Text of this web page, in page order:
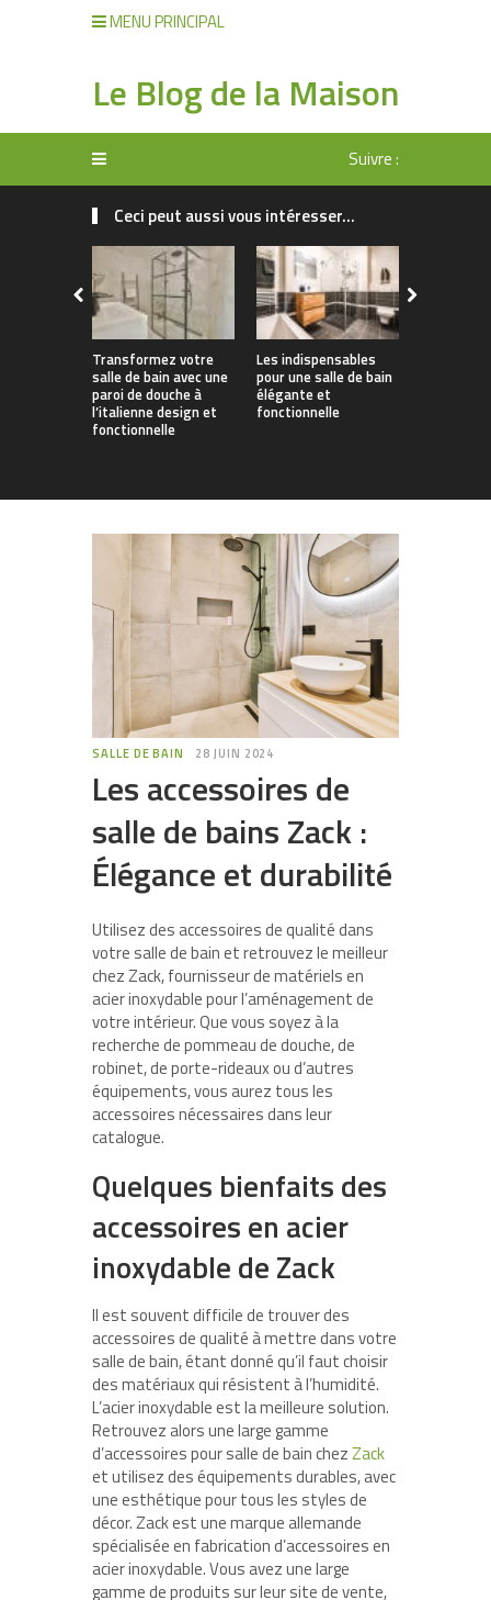
MENU PRINCIPAL
Le Blog de la Maison
Suivre :
Ceci peut aussi vous intéresser...
Transformez votre
salle de bain avec une
paroi de douche à
l’italienne design et
fonctionnelle
Les indispensables
pour une salle de bain
élégante et
fonctionnelle
SALLE DE BAIN 28 JUIN 2024
Les accessoires de
salle de bains Zack :
Élégance et durabilité
Utilisez des accessoires de qualité dans
votre salle de bain et retrouvez le meilleur
chez Zack, fournisseur de matériels en
acier inoxydable pour l’aménagement de
votre intérieur. Que vous soyez à la
recherche de pommeau de douche, de
robinet, de porte-rideaux ou d’autres
équipements, vous aurez tous les
accessoires nécessaires dans leur
catalogue.
Quelques bienfaits des
accessoires en acier
inoxydable de Zack
Il est souvent difficile de trouver des
accessoires de qualité à mettre dans votre
salle de bain, étant donné qu’il faut choisir
des matériaux qui résistent à l’humidité.
L’acier inoxydable est la meilleure solution.
Retrouvez alors une large gamme
d’accessoires pour salle de bain chezZack
et utilisez des équipements durables, avec
une esthétique pour tous les styles de
décor. Zack est une marque allemande
spécialisée en fabrication d’accessoires en
acier inoxydable. Vous avez une large
gamme de produits sur leur site de vente,